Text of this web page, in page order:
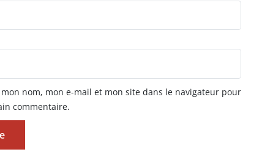
nom, mon e-mail et mon site dans le navigateur pour
commentaire.